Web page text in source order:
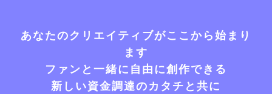
あなたのクリエイティブがここから始まり
ます
ファンと一緒に自由に創作できる
新しい資金調達のカタチと共に